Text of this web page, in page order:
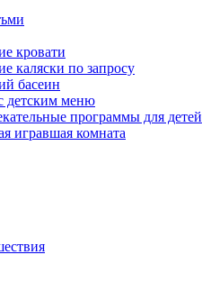
кровати
каляски по запросу
басеин
детским меню
программы для детей
игравшая комната